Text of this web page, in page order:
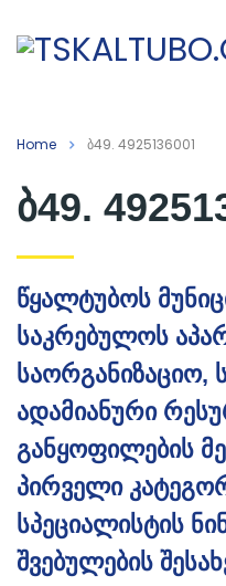
Home ბ49. 4925136001
ბ49.
წყალტუბოს
საკრებულოს
საორგანიზაციო,
ადამიანური
განყოფილების
პირველი
სპეციალისტის
შვებულების